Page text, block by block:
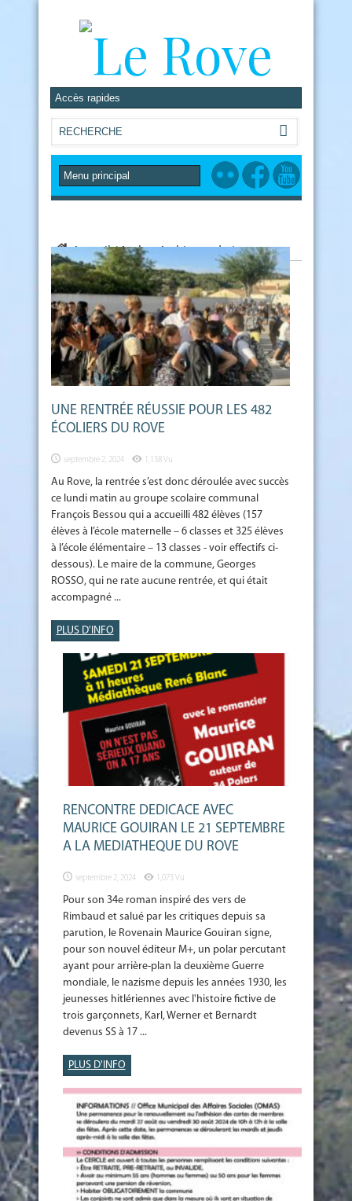
Accueil/Author Archives: admin
UNE RENTRÉE RÉUSSIE POUR LES 482
ÉCOLIERS DU ROVE
septembre 2, 2024 1,138 Vu
Au Rove, la rentrée s’est donc déroulée avec succès
ce lundi matin au groupe scolaire communal
François Bessou qui a accueilli 482 élèves (157
élèves à l’école maternelle – 6 classes et 325 élèves
à l’école élémentaire – 13 classes - voir effectifs ci-
dessous). Le maire de la commune, Georges
ROSSO, qui ne rate aucune rentrée, et qui était
accompagné ...
PLUS D'INFO
RENCONTRE DEDICACE AVEC
MAURICE GOUIRAN LE 21 SEPTEMBRE
A LA MEDIATHEQUE DU ROVE
septembre 2, 2024 1,073 Vu
Pour son 34e roman inspiré des vers de
Rimbaud et salué par les critiques depuis sa
parution, le Rovenain Maurice Gouiran signe,
pour son nouvel éditeur M+, un polar percutant
ayant pour arrière-plan la deuxième Guerre
mondiale, le nazisme depuis les années 1930, les
jeunesses hitlériennes avec l'histoire fictive de
trois garçonnets, Karl, Werner et Bernardt
devenus SS à 17 ...
PLUS D'INFO